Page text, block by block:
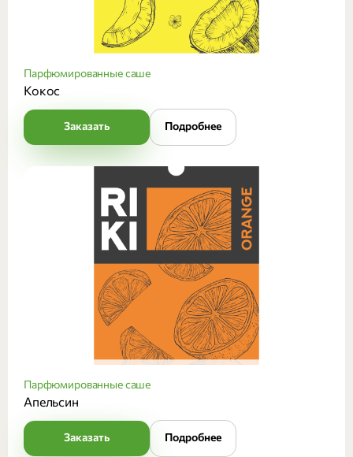
Парфюмированные саше
Кокос
Заказать Подробнее
Парфюмированные саше
Апельсин
Заказать Подробнее